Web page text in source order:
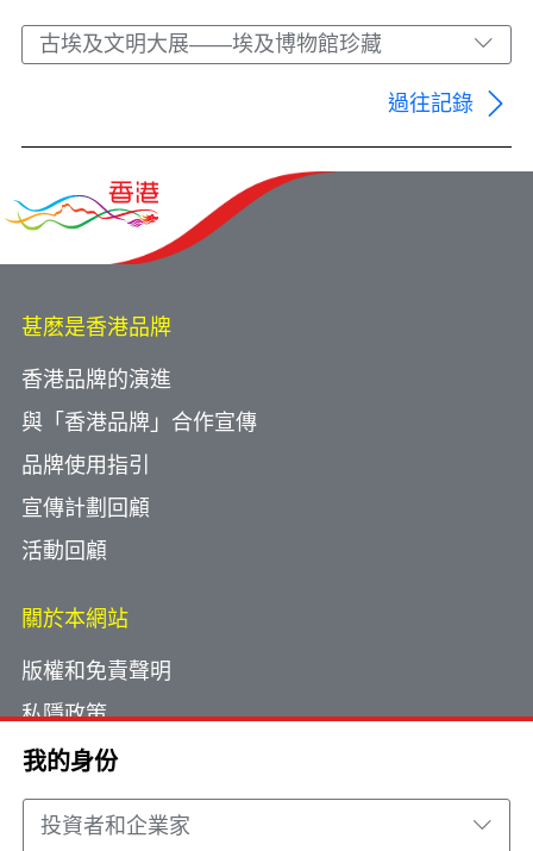
我的身份
投資者和企業家
古埃及文明大展——埃及博物館珍藏
過往記錄
甚麽是香港品牌
香港品牌的演進
與「香港品牌」合作宣傳
品牌使用指引
宣傳計劃回顧
活動回顧
關於本網站
版權和免責聲明
私隱政策
使用小型文字檔案
網頁指南
聯絡我們